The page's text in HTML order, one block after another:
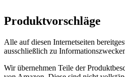
Produktvorschläge
Alle auf diesen Internetseiten
ausschließlich zu
Wir übernehmen Teile der